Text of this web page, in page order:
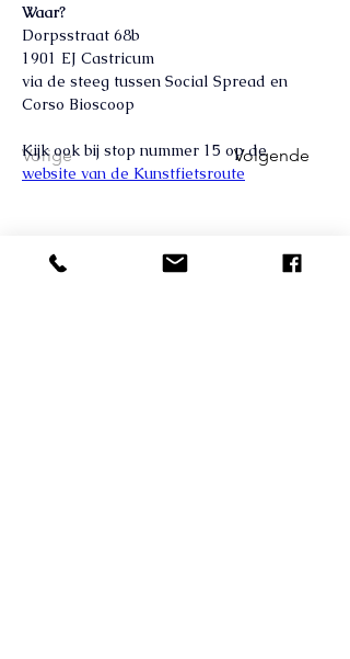
Vorige Volgende
Waar?
Dorpsstraat 68b
1901 EJ Castricum
via de steeg tussen Social Spread en
Corso Bioscoop
Kijk ook bij stop nummer 15 op de
website van de Kunstfietsroute